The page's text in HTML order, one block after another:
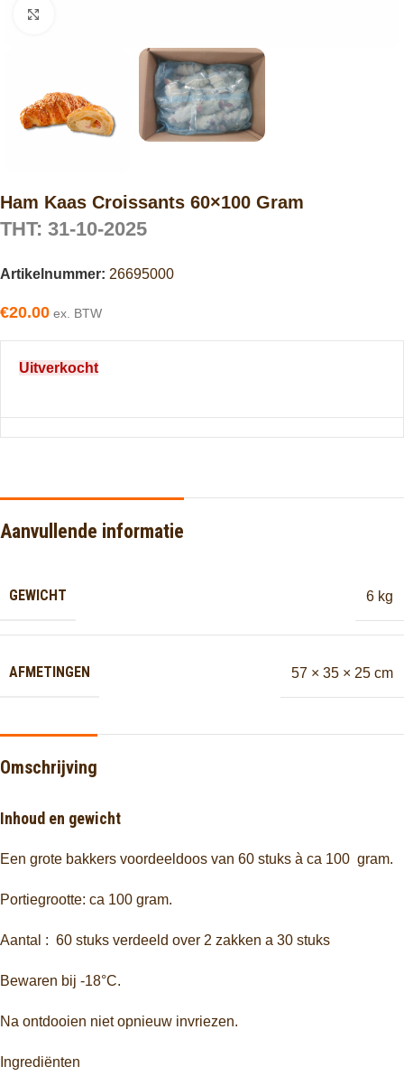
Ham Kaas Croissants 60×100 Gram
THT: 31-10-2025
Artikelnummer: 26695000
€20.00 ex. BTW
Uitverkocht
Aanvullende informatie
GEWICHT 6 kg
AFMETINGEN 57 × 35 × 25 cm
Omschrijving
Inhoud en gewicht
Een grote bakkers voordeeldoos van 60 stuks à ca 100 gram.
Portiegrootte: ca 100 gram.
Aantal : 60 stuks verdeeld over 2 zakken a 30 stuks
Bewaren bij -18°C.
Na ontdooien niet opnieuw invriezen.
Ingrediënten